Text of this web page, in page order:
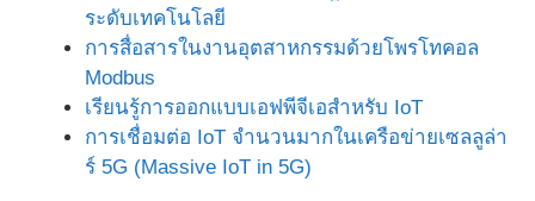
ระดับเทคโนโลยี
การสื่อสารในงานอุตสาหกรรมด้วยโพรโทคอล
Modbus
เรียนรู้การออกแบบเอฟพีจีเอสำหรับ IoT
การเชื่อมต่อ IoT จำนวนมากในเครือข่ายเซลลูล่า
ร์ 5G (Massive IoT in 5G)